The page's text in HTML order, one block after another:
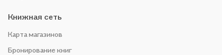
Книжная сеть
Карта магазинов
Бронирование книг